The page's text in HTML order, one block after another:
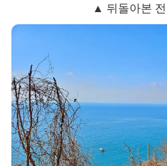
▲ 뒤돌아본